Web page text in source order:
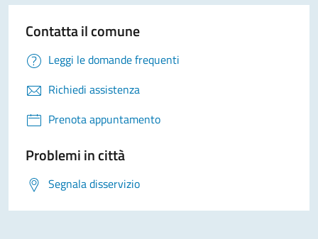
Contatta il comune
Leggi le domande frequenti
Richiedi assistenza
Prenota appuntamento
Problemi in città
Segnala disservizio